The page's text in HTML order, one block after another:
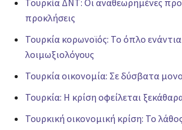
προκλήσεις
Τουρκία κορωνοϊός: Το όπλο
λοιμωξιολόγους
Τουρκία οικονομία: Σε δύσβατα
Τουρκία: Η κρίση οφείλεται
Τουρκική οικονομική κρίση: Το